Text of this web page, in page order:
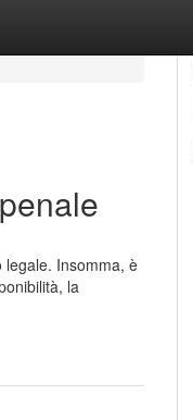
legale. Insomma, è
la